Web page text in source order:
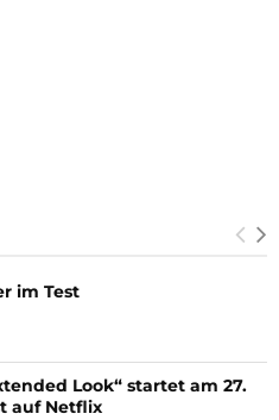
im Test
Look“ startet am 27.
auf Netflix